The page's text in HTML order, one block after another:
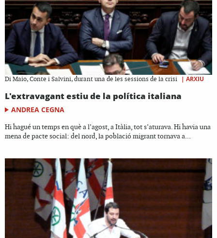
Di Maio, Conte i Salvini, durant una de les sessions de la crisi | ARXIU
L'extravagant estiu de la política italiana
ANDREA CEGNA
Hi hagué un temps en què a l’agost, a Itàlia, tot s’aturava. Hi havia una
mena de pacte social: del nord, la població migrant tornava a...